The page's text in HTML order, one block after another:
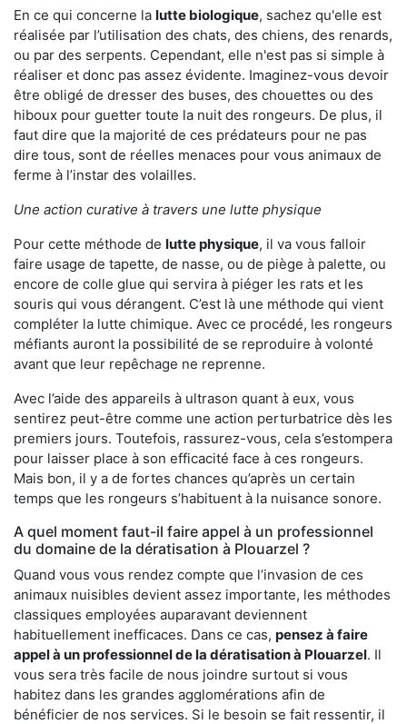
En ce qui concerne la lutte biologique, sachez qu'elle est
réalisée par l’utilisation des chats, des chiens, des renards,
ou par des serpents. Cependant, elle n'est pas si simple à
réaliser et donc pas assez évidente. Imaginez-vous devoir
être obligé de dresser des buses, des chouettes ou des
hiboux pour guetter toute la nuit des rongeurs. De plus, il
faut dire que la majorité de ces prédateurs pour ne pas
dire tous, sont de réelles menaces pour vous animaux de
ferme à l’instar des volailles.
Une action curative à travers une lutte physique
Pour cette méthode de lutte physique, il va vous falloir
faire usage de tapette, de nasse, ou de piège à palette, ou
encore de colle glue qui servira à piéger les rats et les
souris qui vous dérangent. C’est là une méthode qui vient
compléter la lutte chimique. Avec ce procédé, les rongeurs
méfiants auront la possibilité de se reproduire à volonté
avant que leur repêchage ne reprenne.
Avec l’aide des appareils à ultrason quant à eux, vous
sentirez peut-être comme une action perturbatrice dès les
premiers jours. Toutefois, rassurez-vous, cela s’estompera
pour laisser place à son efficacité face à ces rongeurs.
Mais bon, il y a de fortes chances qu’après un certain
temps que les rongeurs s’habituent à la nuisance sonore.
A quel moment faut-il faire appel à un professionnel
du domaine de la dératisation à Plouarzel ?
Quand vous vous rendez compte que l’invasion de ces
animaux nuisibles devient assez importante, les méthodes
classiques employées auparavant deviennent
habituellement inefficaces. Dans ce cas, pensez à faire
appel à un professionnel de la dératisation à Plouarzel. Il
vous sera très facile de nous joindre surtout si vous
habitez dans les grandes agglomérations afin de
bénéficier de nos services. Si le besoin se fait ressentir, il